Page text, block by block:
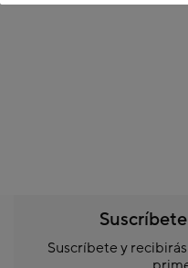
Suscríbete y